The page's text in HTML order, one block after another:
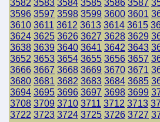
3582 3583 3584 3585 3586 3587
3596 3597 3598 3599 3600 3601
3610 3611 3612 3613 3614 3615
3624 3625 3626 3627 3628 3629
3638 3639 3640 3641 3642 3643
3652 3653 3654 3655 3656 3657
3666 3667 3668 3669 3670 3671
3680 3681 3682 3683 3684 3685
3694 3695 3696 3697 3698 3699
3708 3709 3710 3711 3712 3713
3722 3723 3724 3725 3726 3727